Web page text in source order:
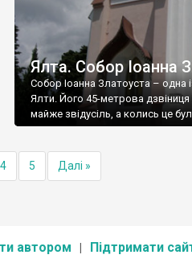
Ялта. Собор Іоанна
Собор Іоанна Златоуста – одна
Ялти. Його 45-метрова дзвіниця
майже звідусіль, а колись це
4 5 Далі »
автором Підтримати